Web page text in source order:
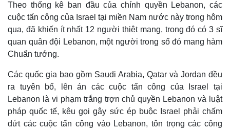
Theo thống kê ban đầu của chính quyền Lebanon, các
cuộc tấn công của Israel tại miền Nam nước này trong hôm
qua, đã khiến ít nhất 12 người thiệt mạng, trong đó có 3 sĩ
quan quân đội Lebanon, một người trong số đó mang hàm
Chuẩn tướng.
Các quốc gia bao gồm Saudi Arabia, Qatar và Jordan đều
ra tuyên bố, lên án các cuộc tấn công của Israel tại
Lebanon là vi phạm trắng trợn chủ quyền Lebanon và luật
pháp quốc tế, kêu gọi gây sức ép buộc Israel phải chấm
dứt các cuộc tấn công vào Lebanon, tôn trọng các công